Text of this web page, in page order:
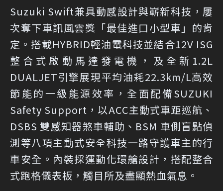
Suzuki Swift兼具動感設計與嶄新科技，屢
次奪下車訊風雲獎「最佳進口小型車」的肯
定。搭載HYBRID輕油電科技並結合12V ISG
整合式啟動馬達發電機，及全新1.2L
DUALJET引擎展現平均油耗22.3km/L高效
節能的一級能源效率，全面配備SUZUKI
Safety Support，以ACC主動式車距巡航、
DSBS 雙感知器煞車輔助、BSM 車側盲點偵
測等八項主動式安全科技一路守護車主的行
車安全。內裝採運動化環艙設計，搭配整合
式跑格儀表板，觸目所及盡顯熱血氣息。